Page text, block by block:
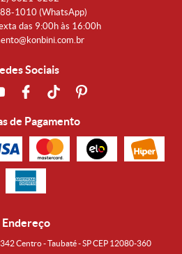
1010 (WhatsApp)
das 9:00h às 16:00h
Sociais
de Pagamento
Endereço
Centro - Taubaté - SP CEP 12080-360